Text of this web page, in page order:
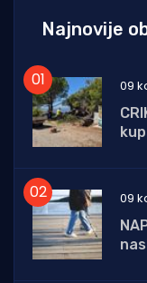
Najnovije
09
09